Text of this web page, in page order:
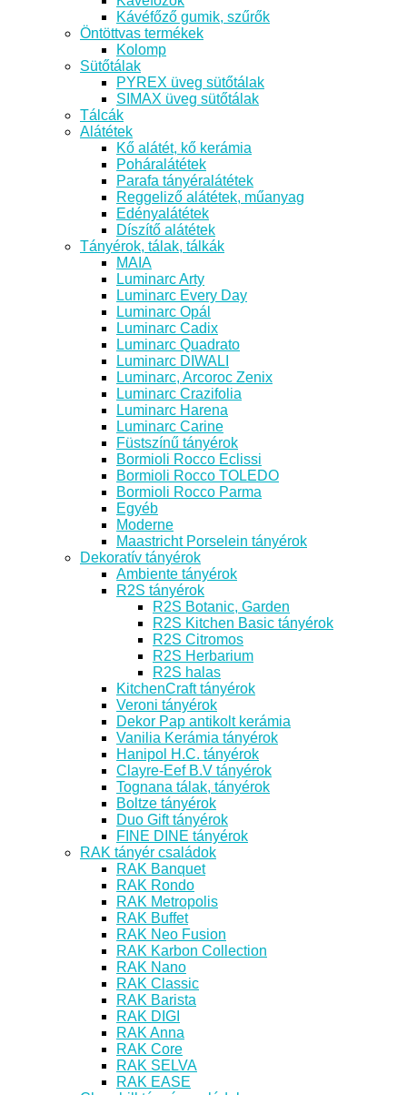
Kávéfőző gumik, szűrők
Öntöttvas termékek
Kolomp
Sütőtálak
PYREX üveg sütőtálak
SIMAX üveg sütőtálak
Tálcák
Alátétek
Kő alátét, kő kerámia
Poháralátétek
Parafa tányéralátétek
Reggeliző alátétek, műanyag
Edényalátétek
Díszítő alátétek
Tányérok, tálak, tálkák
MAIA
Luminarc Arty
Luminarc Every Day
Luminarc Opál
Luminarc Cadix
Luminarc Quadrato
Luminarc DIWALI
Luminarc, Arcoroc Zenix
Luminarc Crazifolia
Luminarc Harena
Luminarc Carine
Füstszínű tányérok
Bormioli Rocco Eclissi
Bormioli Rocco TOLEDO
Bormioli Rocco Parma
Egyéb
Moderne
Maastricht Porselein tányérok
Dekoratív tányérok
Ambiente tányérok
R2S tányérok
R2S Botanic, Garden
R2S Kitchen Basic tányérok
R2S Citromos
R2S Herbarium
R2S halas
KitchenCraft tányérok
Veroni tányérok
Dekor Pap antikolt kerámia
Vanilia Kerámia tányérok
Hanipol H.C. tányérok
Clayre-Eef B.V tányérok
Tognana tálak, tányérok
Boltze tányérok
Duo Gift tányérok
FINE DINE tányérok
RAK tányér családok
RAK Banquet
RAK Rondo
RAK Metropolis
RAK Buffet
RAK Neo Fusion
RAK Karbon Collection
RAK Nano
RAK Classic
RAK Barista
RAK DIGI
RAK Anna
RAK Core
RAK SELVA
RAK EASE